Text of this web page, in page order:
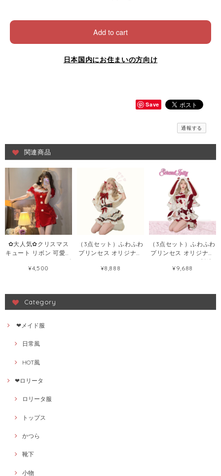
Add to cart
日本国内にお住まいの方向け
Save
通報する
関連商品
✿大人気✿クリスマス
キュート リボン 可愛い
セクシー レッド ワンピ
ース56458443
¥4,500
（3点セット）ふわふわ
プリンセス オリジナル
ック柄 ワンピース
¥8,888
（3点セット）ふわふわ
プリンセス オリジナル
ロリータ うさぎ 刺繍
ワンピース121721904
¥9,688
Category
❤メイド服
日常風
HOT風
❤ロリータ
ロリータ服
トップス
かつら
靴下
小物